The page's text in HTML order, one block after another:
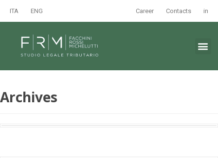
ITA ENG Career Contacts in
Archives